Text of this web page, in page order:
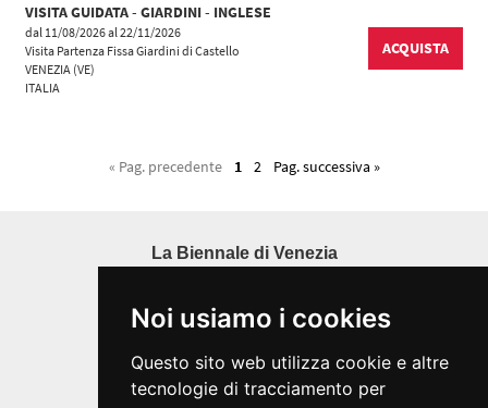
Noi usiamo i cookies
Questo sito web utilizza cookie e altre
tecnologie di tracciamento per
VISITA GUIDATA - GIARDINI - INGLESE
dal 11/08/2026 al 22/11/2026
Visita Partenza Fissa Giardini di Castello
VENEZIA (VE)
ITALIA
ACQUISTA
« Pag. precedente 1 2 Pag. successiva »
La Biennale di Venezia
30124 Venezia
Tel. 041 5218711
P.I.00330320276